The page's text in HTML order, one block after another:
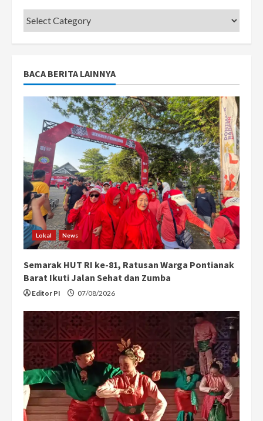
Categories
BACA BERITA LAINNYA
Lokal News
Semarak HUT RI ke-81, Ratusan Warga Pontianak
Barat Ikuti Jalan Sehat dan Zumba
Editor PI 07/08/2026